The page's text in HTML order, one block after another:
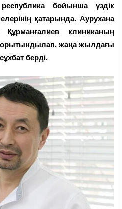
бойынша үздік
қатарында. Аурухана
Құрманғалиев клиниканың
жаңа жылдағы
берді.